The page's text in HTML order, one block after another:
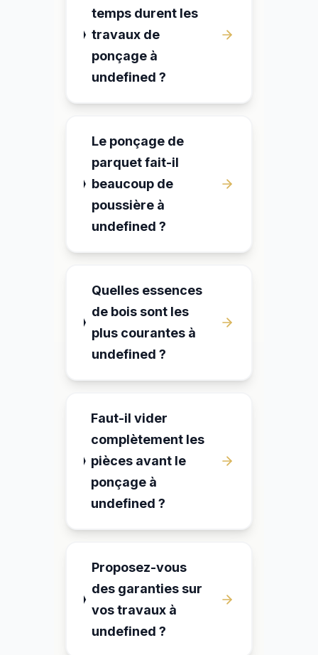
temps durent les
travaux de
ponçage à
undefined ?
Le ponçage de
parquet fait-il
beaucoup de
poussière à
undefined ?
Quelles essences
de bois sont les
plus courantes à
undefined ?
Faut-il vider
complètement les
pièces avant le
ponçage à
undefined ?
Proposez-vous
des garanties sur
vos travaux à
undefined ?